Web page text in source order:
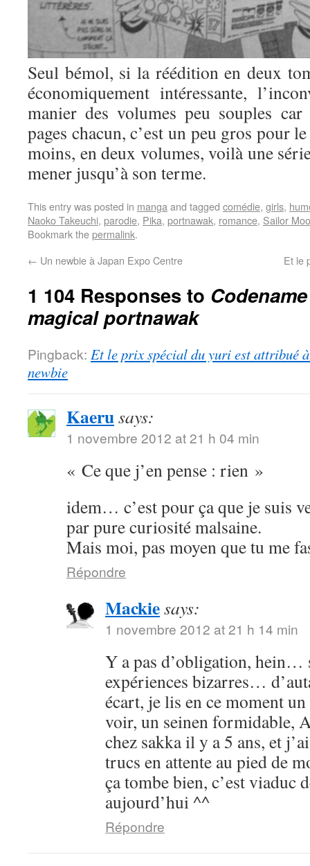
Seul bémol, si la réédition en deux
économiquement intéressante,
manier des volumes peu souples
pages chacun, c’est un peu gros pour
moins, en deux volumes, voilà une
mener jusqu’à son terme.
This entry was posted in mangaand tagged comédie, girls,
Naoko Takeuchi, parodie, Pika, portnawak, romance, Sailor
Bookmark thepermalink.
← Un newbie à Japan Expo Centre Et le
1 104 Responses to
magical portnawak
Pingback: Et le prix spécial du yuri est attribué
newbie
Kaerusays:
1 novembre 2012 at 21 h 04 min
« Ce que j’en pense : rien »
idem… c’est pour ça que je suis
par pure curiosité malsaine.
Mais moi, pas moyen que tu me
Répondre
Mackiesays:
1 novembre 2012 at 21 h 14 min
Y a pas d’obligation, hein…
expériences bizarres…
écart, je lis en ce moment
voir, un seinen formidable,
chez sakka il y a 5 ans, et
trucs en attente au pied de
ça tombe bien, c’est viaduc
aujourd’hui ^^
Répondre